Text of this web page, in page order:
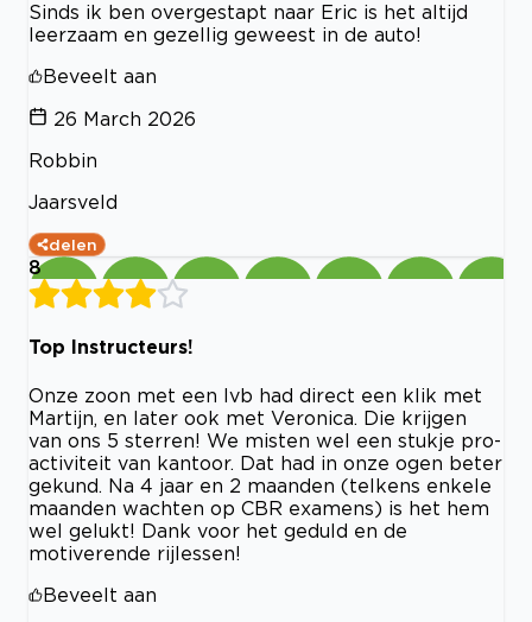
Sinds ik ben overgestapt naar Eric is het altijd
leerzaam en gezellig geweest in de auto!
Beveelt aan
26 March 2026
Robbin
Jaarsveld
delen
8
Top Instructeurs!
Onze zoon met een lvb had direct een klik met
Martijn, en later ook met Veronica. Die krijgen
van ons 5 sterren! We misten wel een stukje pro-
activiteit van kantoor. Dat had in onze ogen beter
gekund. Na 4 jaar en 2 maanden (telkens enkele
maanden wachten op CBR examens) is het hem
wel gelukt! Dank voor het geduld en de
motiverende rijlessen!
Beveelt aan